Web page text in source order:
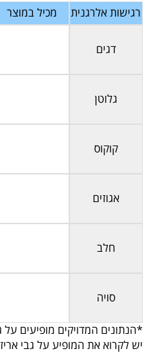
רגישות אלרגנית מכיל במוצר
דגים
גלוטן
קוקוס
אגוזים
חלב
סויה
*הנתונים המדויקים מופיעים
יש לקרוא את המופיע על גבי